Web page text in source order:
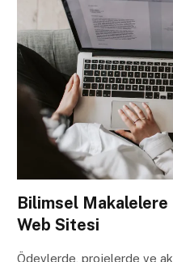
Bilimsel
Web Sitesi
Ödevlerde, projelerde ve